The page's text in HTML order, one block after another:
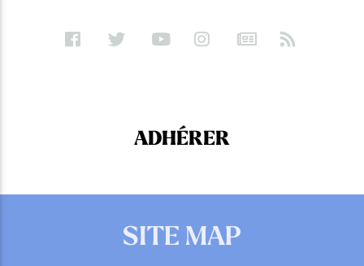
ADHÉRER
SITE MAP